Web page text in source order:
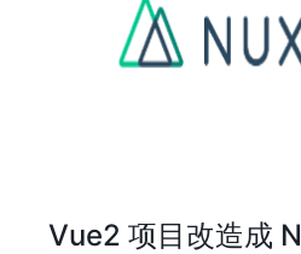
Vue2 项目改造成